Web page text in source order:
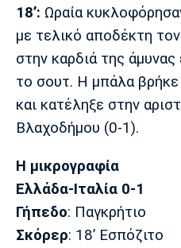
18’: Ωραία
με τελικό αποδέκτη τον
στην καρδιά της
το σουτ. Η μπάλα βρήκε
και κατέληξε στην
Βλαχοδήμου (0-1).
Η μικρογραφία
Ελλάδα-Ιταλία 0-1
Γήπεδο: Παγκρήτιο
Σκόρερ: 18’ Εσπόζιτο